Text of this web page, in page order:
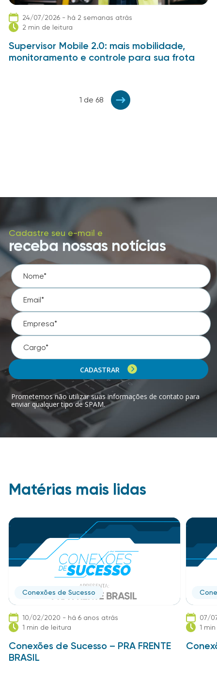
24/07/2026 - há 2 semanas atrás
2 min de leitura
Supervisor Mobile 2.0: mais mobilidade,
monitoramento e controle para sua frota
1 de 68
Cadastre seu e-mail e
receba nossas notícias
CADASTRAR
Prometemos não utilizar suas informações de contato para
enviar qualquer tipo de SPAM.
Matérias mais lidas
Conexões de Sucesso
10/02/2020 - há 6 anos atrás
1 min de leitura
Conexões de Sucesso – PRA FRENTE
BRASIL
07/
1